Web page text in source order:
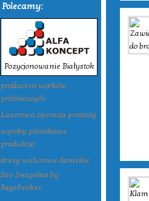
Polecamy:
Pozycjonowanie Białystok
producent worków
próżniowych
Laserowa operacja prostaty
wyroby plastikowe
produkcja
dresy welurowe damskie
Site Snapshot by
PagePeeker